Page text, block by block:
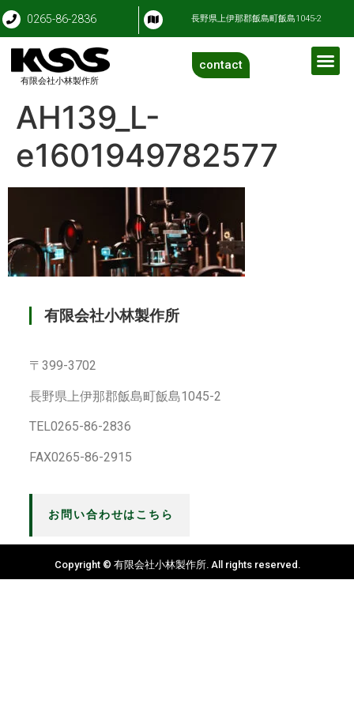
0265-86-2836 長野県上伊那郡飯島町飯島1045-2
有限会社小林製作所
contact
AH139_L-
e1601949782577
有限会社小林製作所
〒399-3702
長野県上伊那郡飯島町飯島1045-2
TEL0265-86-2836
FAX0265-86-2915
お問い合わせはこちら
Copyright © 有限会社小林製作所. All rights reserved.